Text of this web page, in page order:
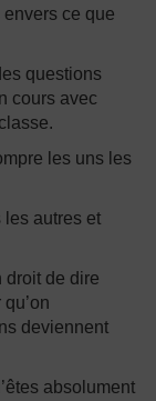
ce que
questions
cours avec
les uns les
les autres et
droit de dire
deviennent
absolument